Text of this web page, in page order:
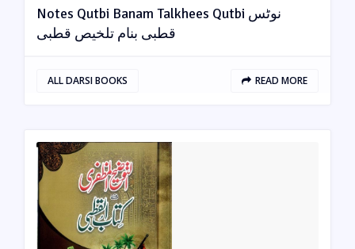
Notes Qutbi Banam Talkhees Qutbi نوٹس
قطبی بنام تلخیص قطبی
ALL DARSI BOOKS READ MORE